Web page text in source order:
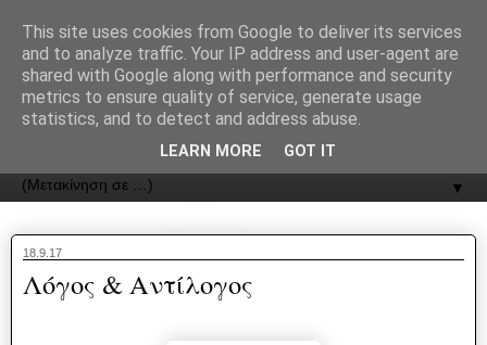
ΟΔΟΣ
▼
18.9.17
Λόγος & Αντίλογος
This site uses cookies from Google to deliver its services
and to analyze traffic. Your IP address and user-agent are
shared with Google along with performance and security
metrics to ensure quality of service, generate usage
statistics, and to detect and address abuse.
LEARN MORE GOT IT